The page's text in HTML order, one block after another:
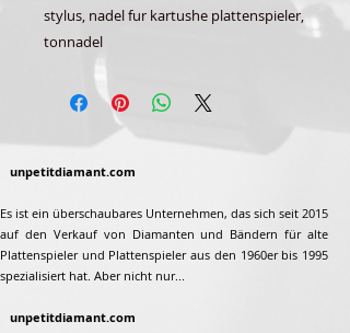
stylus, nadel fur kartushe plattenspieler,
tonnadel
unpetitdiamant.com
Es ist ein überschaubares Unternehmen, das sich seit 2015
auf den Verkauf von Diamanten und Bändern für alte
Plattenspieler und Plattenspieler aus den 1960er bis 1995
spezialisiert hat. Aber nicht nur...
unpetitdiamant.com